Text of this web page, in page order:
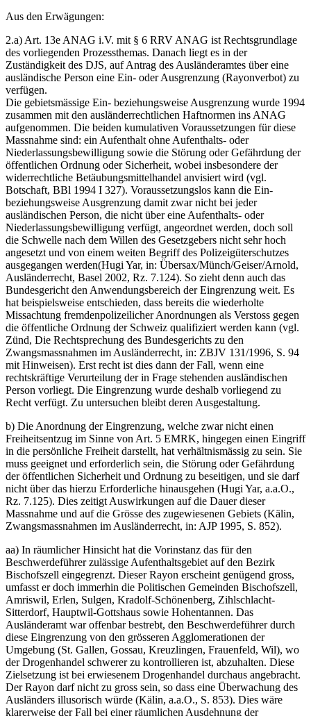
Aus den Erwägungen:
2.a) Art. 13e ANAG i.V. mit § 6 RRV ANAG ist Rechtsgrundlage
des vorliegenden Prozessthemas. Danach liegt es in der
Zuständigkeit des DJS, auf Antrag des Ausländeramtes über eine
ausländische Person eine Ein- oder Ausgrenzung (Rayonverbot) zu
verfügen.
Die gebietsmässige Ein- beziehungsweise Ausgrenzung wurde 1994
zusammen mit den ausländerrechtlichen Haftnormen ins ANAG
aufgenommen. Die beiden kumulativen Voraussetzungen für diese
Massnahme sind: ein Aufenthalt ohne Aufenthalts- oder
Niederlassungsbewilligung sowie die Störung oder Gefährdung der
öffentlichen Ordnung oder Sicherheit, wobei insbesondere der
widerrechtliche Betäubungsmittelhandel anvisiert wird (vgl.
Botschaft, BBl 1994 I 327). Voraussetzungslos kann die Ein-
beziehungsweise Ausgrenzung damit zwar nicht bei jeder
ausländischen Person, die nicht über eine Aufenthalts- oder
Niederlassungsbewilligung verfügt, angeordnet werden, doch soll
die Schwelle nach dem Willen des Gesetzgebers nicht sehr hoch
angesetzt und von einem weiten Begriff des Polizeigüterschutzes
ausgegangen werden(Hugi Yar, in: Übersax/Münch/Geiser/Arnold,
Ausländerrecht, Basel 2002, Rz. 7.124). So zieht denn auch das
Bundesgericht den Anwendungsbereich der Eingrenzung weit. Es
hat beispielsweise entschieden, dass bereits die wiederholte
Missachtung fremdenpolizeilicher Anordnungen als Verstoss gegen
die öffentliche Ordnung der Schweiz qualifiziert werden kann (vgl.
Zünd, Die Rechtsprechung des Bundesgerichts zu den
Zwangsmassnahmen im Ausländerrecht, in: ZBJV 131/1996, S. 94
mit Hinweisen). Erst recht ist dies dann der Fall, wenn eine
rechtskräftige Verurteilung der in Frage stehenden ausländischen
Person vorliegt. Die Eingrenzung wurde deshalb vorliegend zu
Recht verfügt. Zu untersuchen bleibt deren Ausgestaltung.
b) Die Anordnung der Eingrenzung, welche zwar nicht einen
Freiheitsentzug im Sinne von Art. 5 EMRK, hingegen einen Eingriff
in die persönliche Freiheit darstellt, hat verhältnismässig zu sein. Sie
muss geeignet und erforderlich sein, die Störung oder Gefährdung
der öffentlichen Sicherheit und Ordnung zu beseitigen, und sie darf
nicht über das hierzu Erforderliche hinausgehen (Hugi Yar, a.a.O.,
Rz. 7.125). Dies zeitigt Auswirkungen auf die Dauer dieser
Massnahme und auf die Grösse des zugewiesenen Gebiets (Kälin,
Zwangsmassnahmen im Ausländerrecht, in: AJP 1995, S. 852).
aa) In räumlicher Hinsicht hat die Vorinstanz das für den
Beschwerdeführer zulässige Aufenthaltsgebiet auf den Bezirk
Bischofszell eingegrenzt. Dieser Rayon erscheint genügend gross,
umfasst er doch immerhin die Politischen Gemeinden Bischofszell,
Amriswil, Erlen, Sulgen, Kradolf-Schönenberg, Zihlschlacht-
Sitterdorf, Hauptwil-Gottshaus sowie Hohentannen. Das
Ausländeramt war offenbar bestrebt, den Beschwerdeführer durch
diese Eingrenzung von den grösseren Agglomerationen der
Umgebung (St. Gallen, Gossau, Kreuzlingen, Frauenfeld, Wil), wo
der Drogenhandel schwerer zu kontrollieren ist, abzuhalten. Diese
Zielsetzung ist bei erwiesenem Drogenhandel durchaus angebracht.
Der Rayon darf nicht zu gross sein, so dass eine Überwachung des
Ausländers illusorisch würde (Kälin, a.a.O., S. 853). Dies wäre
klarerweise der Fall bei einer räumlichen Ausdehnung der